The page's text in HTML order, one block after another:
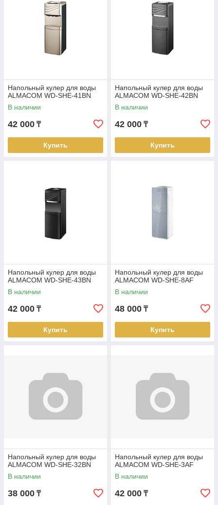
Напольный кулер для воды
ALMACOM WD-SHE-41BN
В наличии
42 000 ₸
Купить
Напольный кулер для воды
ALMACOM WD-SHE-42BN
В наличии
42 000 ₸
Купить
Напольный кулер для воды
ALMACOM WD-SHE-43BN
В наличии
42 000 ₸
Купить
Напольный кулер для воды
ALMACOM WD-SHE-8AF
В наличии
48 000 ₸
Купить
Напольный кулер для воды
ALMACOM WD-SHE-32BN
В наличии
38 000 ₸
Напольный кулер для воды
ALMACOM WD-SHE-3AF
В наличии
42 000 ₸